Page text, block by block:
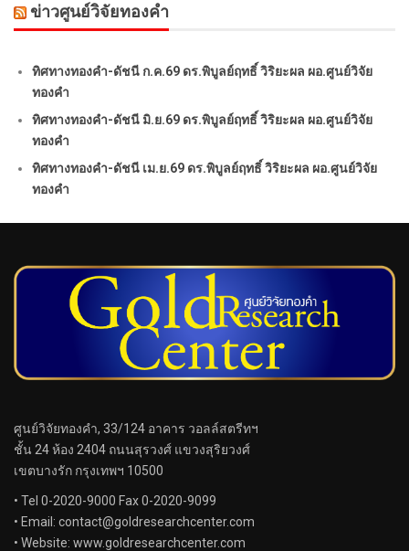
ข่าวศูนย์วิจัยทองคำ
ทิศทางทองคำ-ดัชนี ก.ค.69 ดร.พิบูลย์ฤทธิ์ วิริยะผล ผอ.ศูนย์วิจัย
ทองคำ
ทิศทางทองคำ-ดัชนี มิ.ย.69 ดร.พิบูลย์ฤทธิ์ วิริยะผล ผอ.ศูนย์วิจัย
ทองคำ
ทิศทางทองคำ-ดัชนี เม.ย.69 ดร.พิบูลย์ฤทธิ์ วิริยะผล ผอ.ศูนย์วิจัย
ทองคำ
ศูนย์วิจัยทองคำ, 33/124 อาคาร วอลล์สตรีทฯ
ชั้น 24 ห้อง 2404 ถนนสุรวงศ์ แขวงสุริยวงศ์
เขตบางรัก กรุงเทพฯ 10500
• Tel 0-2020-9000 Fax 0-2020-9099
• Email: contact@goldresearchcenter.com
• Website: www.goldresearchcenter.com